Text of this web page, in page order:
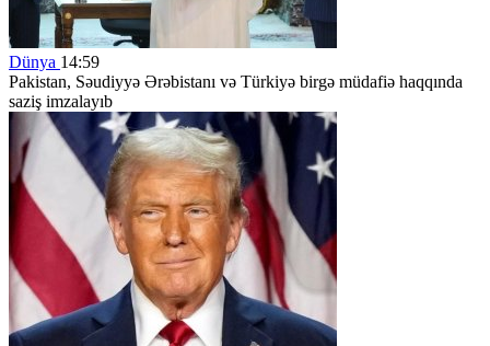
Dünya 14:59
Pakistan, Səudiyyə Ərəbistanı və Türkiyə birgə müdafiə haqqında
saziş imzalayıb